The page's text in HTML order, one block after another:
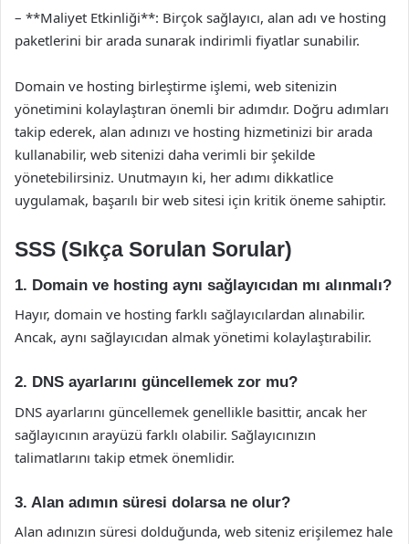
– **Maliyet Etkinliği**: Birçok sağlayıcı, alan adı ve hosting
paketlerini bir arada sunarak indirimli fiyatlar sunabilir.
Domain ve hosting birleştirme işlemi, web sitenizin
yönetimini kolaylaştıran önemli bir adımdır. Doğru adımları
takip ederek, alan adınızı ve hosting hizmetinizi bir arada
kullanabilir, web sitenizi daha verimli bir şekilde
yönetebilirsiniz. Unutmayın ki, her adımı dikkatlice
uygulamak, başarılı bir web sitesi için kritik öneme sahiptir.
SSS (Sıkça Sorulan Sorular)
1. Domain ve hosting aynı sağlayıcıdan mı alınmalı?
Hayır, domain ve hosting farklı sağlayıcılardan alınabilir.
Ancak, aynı sağlayıcıdan almak yönetimi kolaylaştırabilir.
2. DNS ayarlarını güncellemek zor mu?
DNS ayarlarını güncellemek genellikle basittir, ancak her
sağlayıcının arayüzü farklı olabilir. Sağlayıcınızın
talimatlarını takip etmek önemlidir.
3. Alan adımın süresi dolarsa ne olur?
Alan adınızın süresi dolduğunda, web siteniz erişilemez hale